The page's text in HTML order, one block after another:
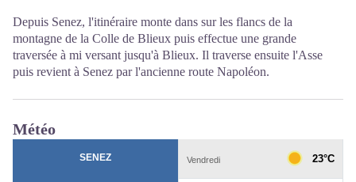
Depuis Senez, l'itinéraire monte dans sur les flancs de la
montagne de la Colle de Blieux puis effectue une grande
traversée à mi versant jusqu'à Blieux. Il traverse ensuite l'Asse
puis revient à Senez par l'ancienne route Napoléon.
Météo